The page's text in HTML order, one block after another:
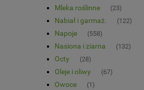
Mleka roślinne (23)
Nabiał i garmaż. (122)
Napoje (558)
Nasiona i ziarna (132)
Octy (28)
Oleje i oliwy (67)
Owoce (1)